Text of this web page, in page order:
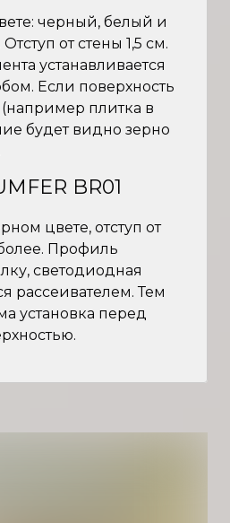
черный, белый и
от стены 1,5 см.
устанавливается
Если поверхность
(например плитка в
будет видно зерно
BR01
цвете, отступ от
Профиль
светодиодная
рассеивателем. Тем
установка перед